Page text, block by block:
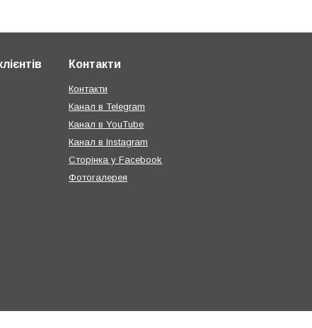
Контакти
Контакти
Канал в Telegram
Канал в YouTube
Канал в Instagram
Сторінка у Facebook
Фотогалерея